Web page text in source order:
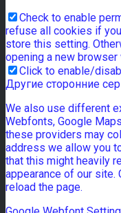
Check to enable
refuse all cookies if
store this setting.
opening a new browser
Click to enable/
Другие сторонние
We also use different
Webfonts, Google
these providers may
address we allow you
that this might heavily
appearance of our
reload the page.